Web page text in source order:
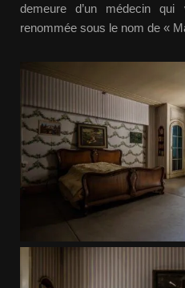
demeure d’un médecin
renommée sous le nom de «